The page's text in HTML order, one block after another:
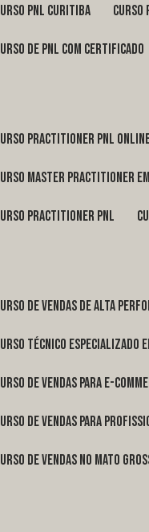
curso pnl Curitiba curso
curso de pnl com certificado
curso practitioner pnl
curso master practitioner
curso practitioner pnl
curso de vendas de alta
curso técnico especializado
curso de vendas para e-
curso de vendas para
curso de vendas no Mato